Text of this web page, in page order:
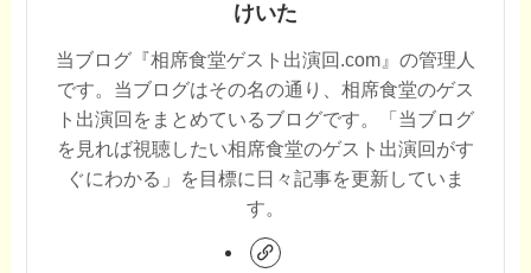
けいた
当ブログ『相席食堂ゲスト出演回.com』の管理人
です。当ブログはその名の通り、相席食堂のゲス
ト出演回をまとめているブログです。「当ブログ
を見れば視聴したい相席食堂のゲスト出演回がす
ぐにわかる」を目標に日々記事を更新していま
す。